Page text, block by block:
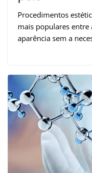
Procedimentos
mais populares
aparência sem a